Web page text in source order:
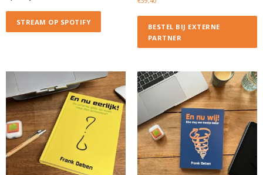
STREAM OP SPOTIFY
BESTEL BIJ EXTERNE
PARTNER